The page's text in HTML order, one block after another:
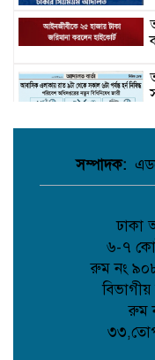
সম্পাদক:
ঢাকা
৬-৭
রুম নং
বিভাগীয়
রুম